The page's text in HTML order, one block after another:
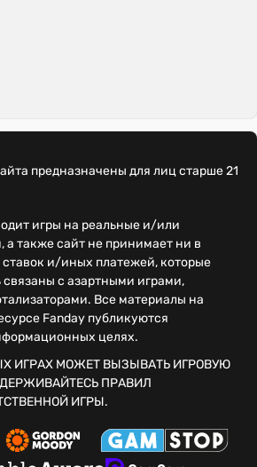
предназначены для лиц старше 21
игры на реальные и/или
а также сайт не принимает ни в
и/иных платежей, которые
с азартными играми,
Все материалы на
Fanday публикуются
целях.
ИГРАХ МОЖЕТ ВЫЗЫВАТЬ ИГРОВУЮ
ПРАВИЛ
ИГРЫ.